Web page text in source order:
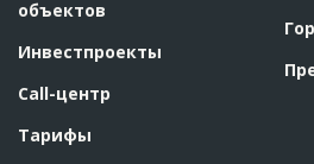
объектов
Инвестпроекты
Call-центр
Тарифы